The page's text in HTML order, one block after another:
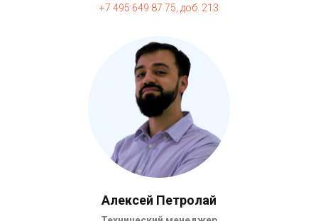
+7 495 649 87 75, доб. 213
Алексей Петролай